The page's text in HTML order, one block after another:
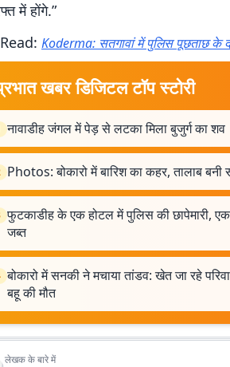
में होंगे.”
Koderma: सतगावां में पुलिस पूछताछ के
खबर डिजिटल टॉप स्टोरी
नावाडीह जंगल में पेड़ से लटका मिला बुजुर्ग का शव
Photos: बोकारो में बारिश का कहर, तालाब
फुटकाडीह के एक होटल में पुलिस की छापेमारी,
जब्त
बोकारो में सनकी ने मचाया तांडव: खेत जा रहे
बहू की मौत
लेखक के बारे में